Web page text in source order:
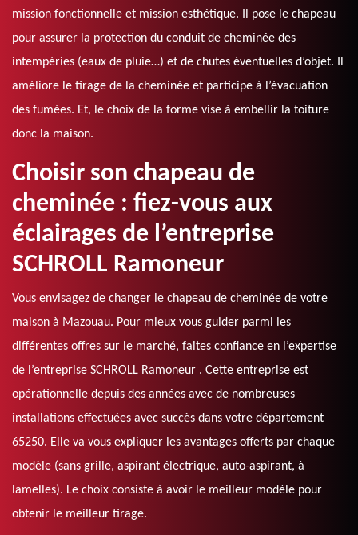
mission fonctionnelle et mission esthétique. Il pose le chapeau
pour assurer la protection du conduit de cheminée des
intempéries (eaux de pluie…) et de chutes éventuelles d’objet. Il
améliore le tirage de la cheminée et participe à l’évacuation
des fumées. Et, le choix de la forme vise à embellir la toiture
donc la maison.
Choisir son chapeau de
cheminée : fiez-vous aux
éclairages de l’entreprise
SCHROLL Ramoneur
Vous envisagez de changer le chapeau de cheminée de votre
maison à Mazouau. Pour mieux vous guider parmi les
différentes offres sur le marché, faites confiance en l’expertise
de l’entreprise SCHROLL Ramoneur . Cette entreprise est
opérationnelle depuis des années avec de nombreuses
installations effectuées avec succès dans votre département
65250. Elle va vous expliquer les avantages offerts par chaque
modèle (sans grille, aspirant électrique, auto-aspirant, à
lamelles). Le choix consiste à avoir le meilleur modèle pour
obtenir le meilleur tirage.